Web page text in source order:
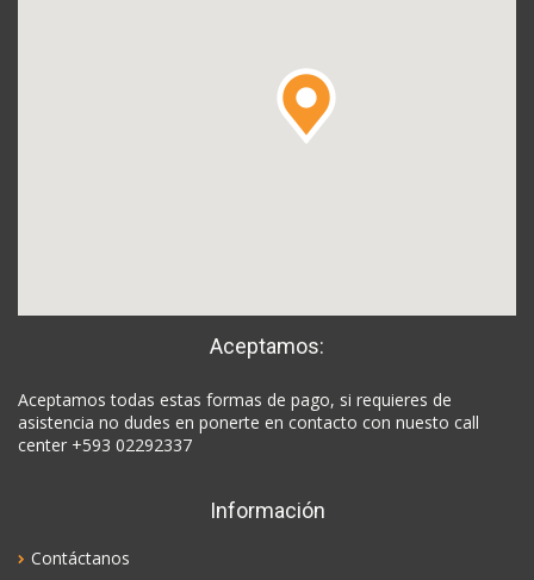
Aceptamos:
Aceptamos todas estas formas de pago, si requieres de
asistencia no dudes en ponerte en contacto con nuesto call
center +593 02292337
Información
Contáctanos